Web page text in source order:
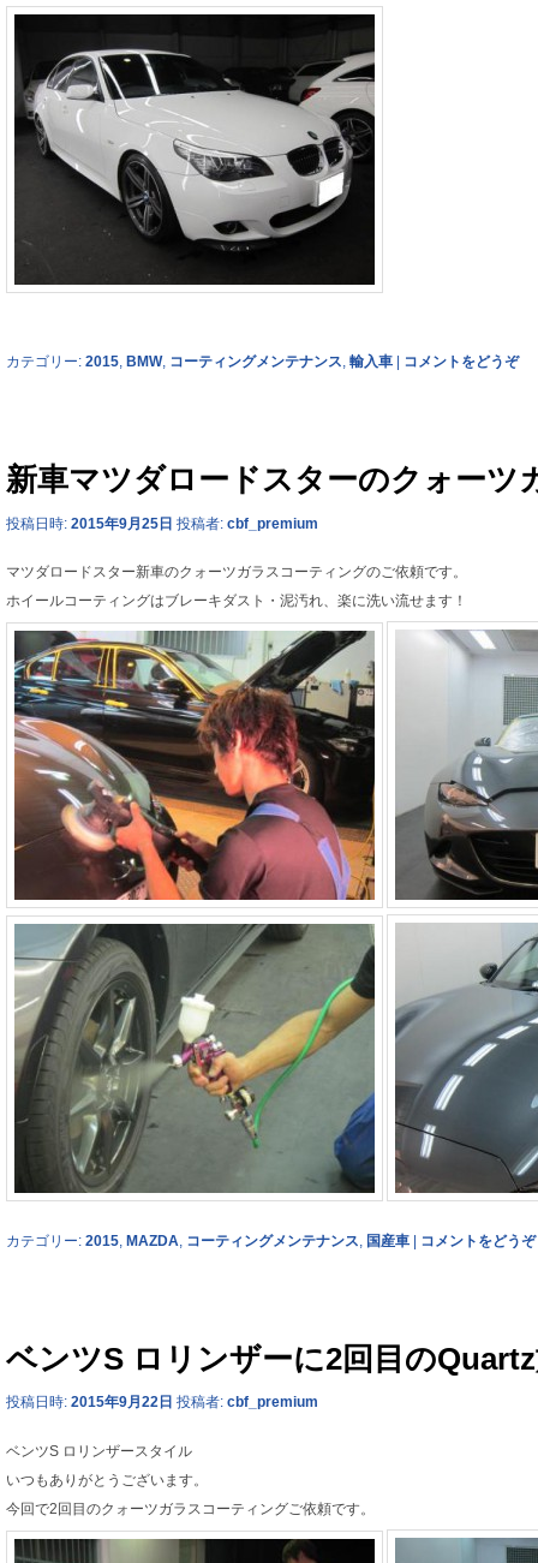
カテゴリー: 2015 BMW, コーティングメンテナンス 輸入車 | コメントをどうぞ
新車マツダロードスターのクォーツ
投稿日時: 2015年9月25日 投稿者: cbf_premium
マツダロードスター新車のクォーツガラスコーティングのご依頼です。
ホイールコーティングはブレーキダスト・泥汚れ、楽に洗い流せます！
カテゴリー: 2015 MAZDA コーティングメンテナンス 国産車 | コメントをどうぞ
ベンツS ロリンザーに2回目の
投稿日時: 2015年9月22日 投稿者: cbf_premium
ベンツS ロリンザースタイル
いつもありがとうございます。
今回で2回目のクォーツガラスコーティングご依頼です。